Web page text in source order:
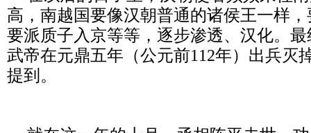
高，南越国要像汉朝普通的诸侯王一样
要派质子入京等等，逐步渗透、汉化。
武帝在元鼎五年（公元前112年）出兵灭
提到。